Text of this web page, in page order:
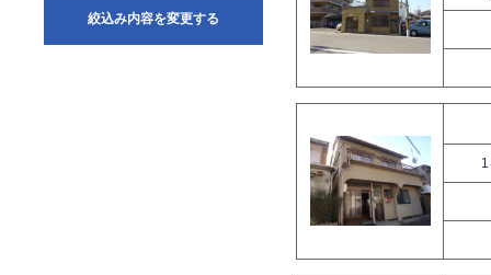
絞込み内容を変更する